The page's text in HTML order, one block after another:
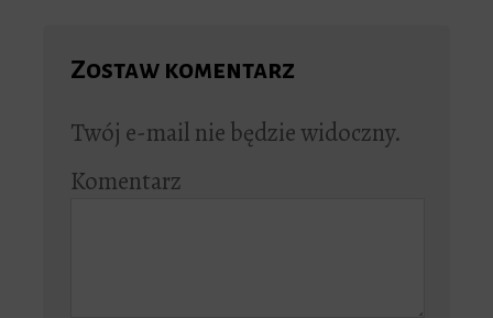
Zostaw komentarz
Twój e-mail nie będzie widoczny.
Komentarz